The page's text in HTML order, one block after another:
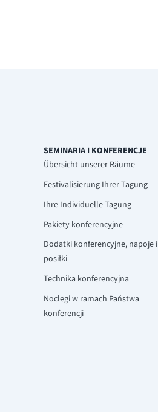
SEMINARIA I KONFERENCJE
Übersicht unserer Räume
Festivalisierung Ihrer Tagung
Ihre Individuelle Tagung
Pakiety konferencyjne
Dodatki konferencyjne, napoje i
posiłki
Technika konferencyjna
Noclegi w ramach Państwa
konferencji